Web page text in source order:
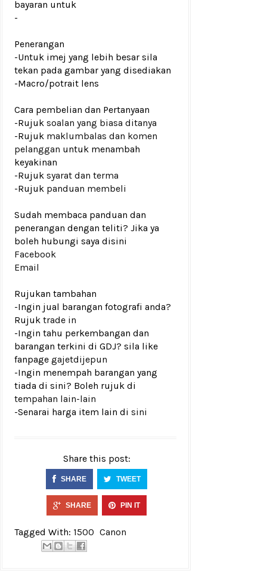
bayaran untuk
-
Penerangan
-Untuk imej yang lebih besar sila
tekan pada gambar yang disediakan
-Macro/potrait lens
Cara pembelian dan Pertanyaan
-Rujuk soalan yang biasa ditanya
-Rujuk maklumbalas dan komen
pelanggan untuk menambah
keyakinan
-Rujuk syarat dan terma
-Rujuk panduan membeli
Sudah membaca panduan dan
penerangan dengan teliti? Jika ya
boleh hubungi saya disini
Facebook
Email
Rujukan tambahan
-Ingin jual barangan fotografi anda?
Rujuk trade in
-Ingin tahu perkembangan dan
barangan terkini di GDJ? sila like
fanpage gajetdijepun
-Ingin menempah barangan yang
tiada di sini? Boleh rujuk di
tempahan lain-lain
-Senarai harga item lain di sini
Share this post:
SHARE TWEET
SHARE PIN IT
Tagged With: 1500 Canon